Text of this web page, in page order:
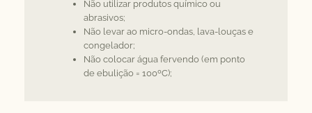
Não utilizar produtos químico ou
abrasivos;
Não levar ao micro-ondas, lava-louças e
congelador;
Não colocar água fervendo (em ponto
de ebulição = 100ºC);